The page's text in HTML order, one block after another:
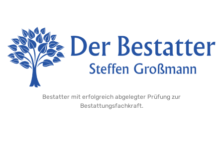
Bestatter mit erfolgreich abgelegter Prüfung zur
Bestattungsfachkraft.